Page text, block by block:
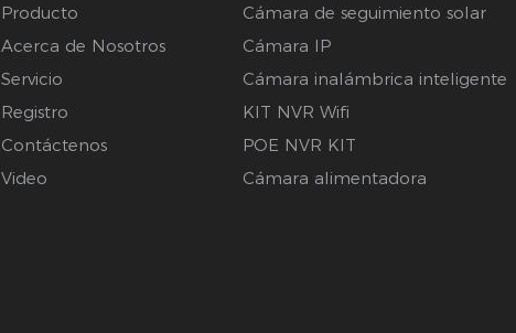
Producto
Acerca de Nosotros
Servicio
Registro
Contáctenos
Video
Cámara de seguimiento solar
Cámara IP
Cámara inalámbrica inteligente
KIT NVR Wifi
POE NVR KIT
Cámara alimentadora